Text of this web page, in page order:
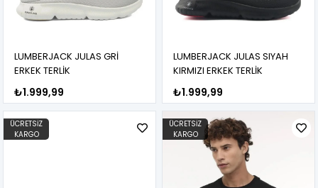
LUMBERJACK JULAS GRİ
ERKEK TERLİK
₺1.999,99
LUMBERJACK JULAS SIYAH
KIRMIZI ERKEK TERLİK
₺1.999,99
ÜCRETSIZ
KARGO
ÜCRETSIZ
KARGO